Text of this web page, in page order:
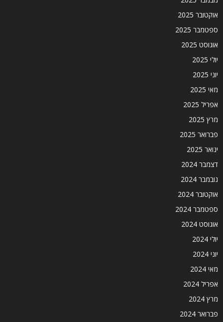
אוקטובר 2025
ספטמבר 2025
אוגוסט 2025
יולי 2025
יוני 2025
מאי 2025
אפריל 2025
מרץ 2025
פברואר 2025
ינואר 2025
דצמבר 2024
נובמבר 2024
אוקטובר 2024
ספטמבר 2024
אוגוסט 2024
יולי 2024
יוני 2024
מאי 2024
אפריל 2024
מרץ 2024
פברואר 2024